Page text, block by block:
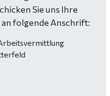
Sie uns Ihre
folgende Anschrift: